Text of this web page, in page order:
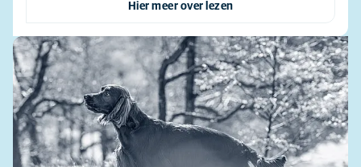
Hier meer over lezen